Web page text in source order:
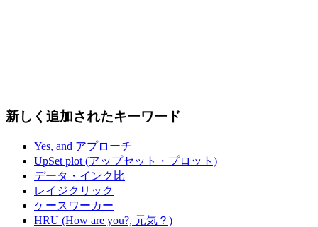
新しく追加されたキーワード
Yes, and アプローチ
UpSet plot (アップセット・プロット)
データ・インク比
レイジクリック
ケースワーカー
HRU (How are you?, 元気？)